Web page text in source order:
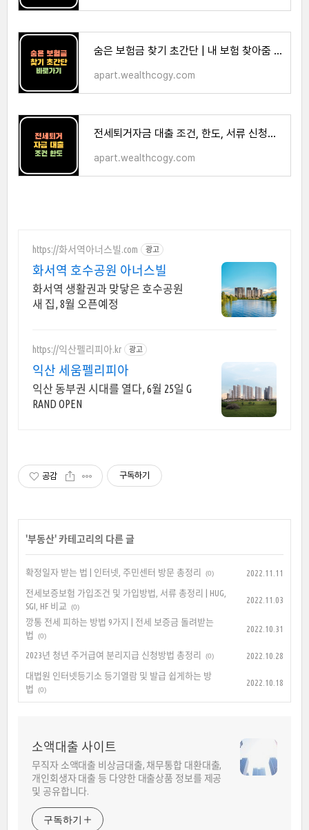
숨은 보험금 찾기 초간단 | 내 보험 찾아줌 바로가기
apart.wealthcogy.com
전세퇴거자금 대출 조건, 한도, 서류 신청방법 총정리
apart.wealthcogy.com
https://화서역아너스빌.com 광고
화서역 호수공원 아너스빌
화서역 생활권과 맞닿은 호수공원
새 집, 8월 오픈예정
https://익산펠리피아.kr 광고
익산 세움펠리피아
익산 동부권 시대를 열다, 6월 25일 G
RAND OPEN
공감 구독하기
'부동산' 카테고리의 다른 글
확정일자 받는 법 | 인터넷, 주민센터 방문 총정리 (0) 2022.11.11
전세보증보험 가입조건 및 가입방법, 서류 총정리 | HUG,
SGI, HF 비교
(0)
2022.11.03
깡통 전세 피하는 방법 9가지 | 전세 보증금 돌려받는
법
(0)
2022.10.31
2023년 청년 주거급여 분리지급 신청방법 총정리 (0) 2022.10.28
대법원 인터넷등기소 등기열람 및 발급 쉽게하는 방
법
(0)
2022.10.18
소액대출 사이트
무직자 소액대출 비상금대출, 채무통합 대환대출,
개인회생자 대출 등 다양한 대출상품 정보를 제공
및 공유합니다.
구독하기